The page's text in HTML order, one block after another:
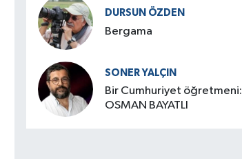
DURSUN ÖZDEN
Bergama
SONER YALÇIN
Bir Cumhuriyet öğretmeni:
OSMAN BAYATLI